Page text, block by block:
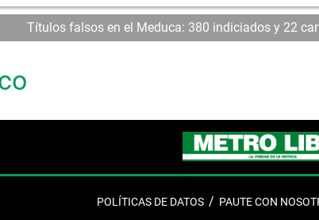
Títulos falsos en el Meduca: 380 indiciados y 22
POLÍTICAS DE DATOS PAUTE CON